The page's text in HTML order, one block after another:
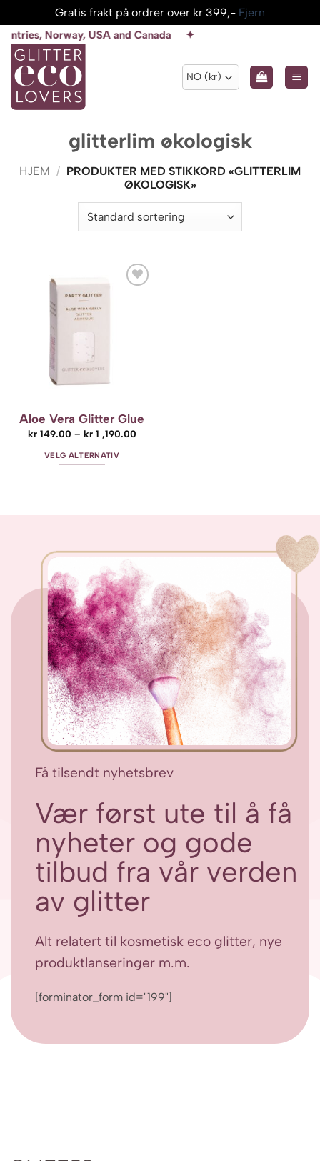
Gratis frakt på ordrer over kr 399,- Fjern
Skip
content
USA and Canada ✦
glitterlim økologisk
HJEM / PRODUKTER MED STIKKORD «GLITTERLIM
ØKOLOGISK»
Aloe Vera Glitter Glue
kr149.00 – kr1 ,190.00Prisområde:
VELG ALTERNATIV
velges
på
produktsiden
Få tilsendt nyhetsbrev
Vær først ute til å få
nyheter og gode
tilbud fra vår verden
av glitter
Alt relatert til kosmetisk eco glitter, nye
produktlanseringer m.m.
[forminator_form id="199"]